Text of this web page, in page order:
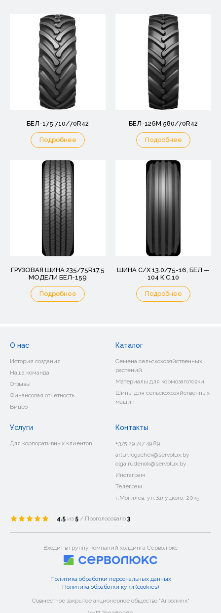
БЕЛ-175 710/70R42
Подробнее
БЕЛ-126М 580/70R42
Подробнее
ГРУЗОВАЯ ШИНА 235/75R17,5
МОДЕЛИ БЕЛ-159
Подробнее
ШИНА С/Х 13.0/75-16, БЕЛ —
104 К.С.10
Подробнее
О нас
История создания
Наша команда
Отзывы
Финансовая отчетность
Видео
Каталог
Семена сельскохозяйственных
растений
Материалы для кормозаготовки
Шины для сельскохозяйственных
машин
Услуги
Для корпоративных клиентов
Контакты
+375 29 747 49 89
artur.rogachev@servolux.by
olga.rudenok@servolux.by
Инстаграм
Телеграм
г.Могилев, ул.Залуцкого, 20к5.
4.5 из 5 / Проголосовало 3
Входит в группу компаний холдинга Серволюкс
Политика обработки персональных данных
Политика обработки куки (cookies)
Совместное закрытое акционерное общество "Агролинк"